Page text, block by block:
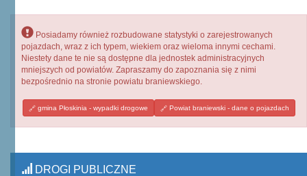
Posiadamy również rozbudowane statystyki o zarejestrowanych
pojazdach, wraz z ich typem, wiekiem oraz wieloma innymi cechami.
Niestety dane te nie są dostępne dla jednostek administracyjnych
mniejszych od powiatów. Zapraszamy do zapoznania się z nimi
bezpośrednio na stronie powiatu braniewskiego.
gmina Płoskinia - wypadki drogowe Powiat braniewski - dane o pojazdach
DROGI PUBLICZNE